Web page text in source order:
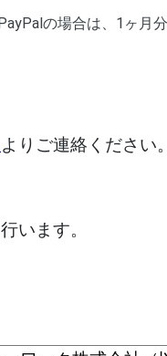
の場合は、1ヶ月
よりご連絡ください。
います。